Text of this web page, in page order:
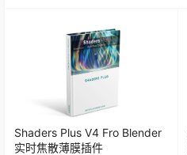
Shaders Plus V4 Fro Blender
实时焦散薄膜插件